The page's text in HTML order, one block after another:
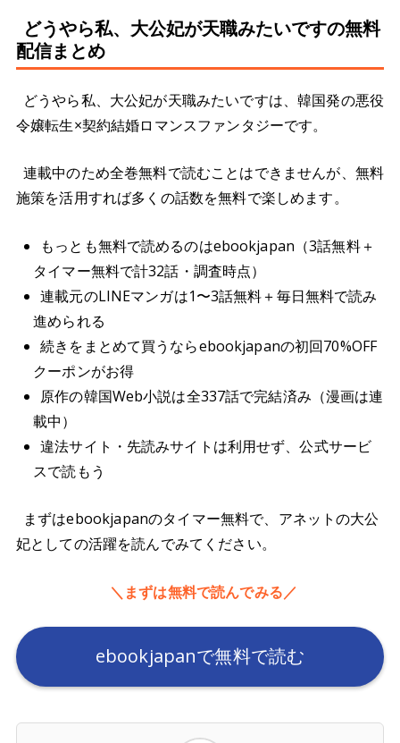
どうやら私、大公妃が天職みたいですの無料
配信まとめ
どうやら私、大公妃が天職みたいですは、韓国発の悪役
令嬢転生×契約結婚ロマンスファンタジーです。
連載中のため全巻無料で読むことはできませんが、無料
施策を活用すれば多くの話数を無料で楽しめます。
もっとも無料で読めるのはebookjapan（3話無料＋
タイマー無料で計32話・調査時点）
連載元のLINEマンガは1〜3話無料＋毎日無料で読み
進められる
続きをまとめて買うならebookjapanの初回70%OFF
クーポンがお得
原作の韓国Web小説は全337話で完結済み（漫画は連
載中）
違法サイト・先読みサイトは利用せず、公式サービ
スで読もう
まずはebookjapanのタイマー無料で、アネットの大公
妃としての活躍を読んでみてください。
＼まずは無料で読んでみる／
ebookjapanで無料で読む